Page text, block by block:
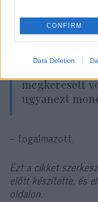
CONFIRM
Data Deletion
visszautasította a
„Ez a
megkeresett
ugyanezt
– fogalmazott.
Ezt a cikket
előtt készítette, és
oldalon.